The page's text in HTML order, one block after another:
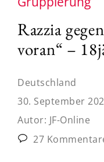
Razzia
voran“ –
Deutschland
30. September
Autor: JF-Online
27